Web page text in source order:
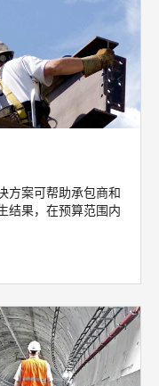
方案可帮助承包商和
结果，在预算范围内